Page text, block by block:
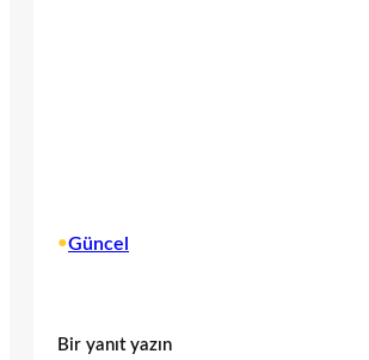
•Güncel
Bir yanıt yazın